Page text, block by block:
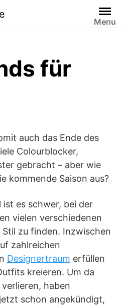
Menu
für
auch das Ende des
Colourblocker,
gebracht – aber wie
kommende Saison aus?
ist es schwer, bei der
vielen verschiedenen
zu finden. Inzwischen
zahlreichen
Designertraum erfüllen
kreieren. Um da
haben
schon angekündigt,